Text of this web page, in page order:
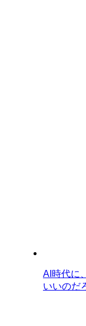
AI時代に
いいのだ